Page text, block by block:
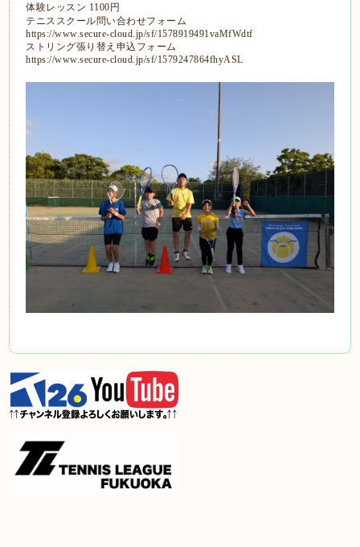
体験レッスン 1100円
テニススクール問い合わせフォーム
https://www.secure-cloud.jp/sf/1578919491vaMfWdtf
ストリング張り替え申込フォーム
https://www.secure-cloud.jp/sf/1579247864fhyASL